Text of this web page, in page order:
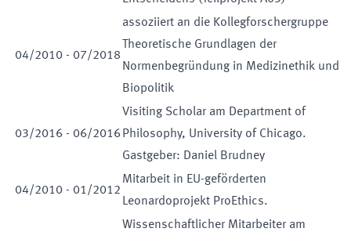
04/2010 - 07/2018
assoziiert an die Kollegforschergruppe
Theoretische Grundlagen der
Normenbegründung in Medizinethik und
Biopolitik
03/2016 - 06/2016
Visiting Scholar am Department of
Philosophy, University of Chicago.
Gastgeber: Daniel Brudney
04/2010 - 01/2012
Mitarbeit in EU-geförderten
Leonardoprojekt ProEthics.
Wissenschaftlicher Mitarbeiter am